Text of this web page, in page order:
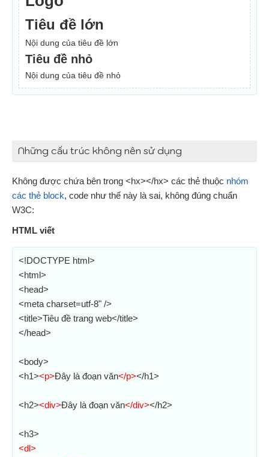
Tiêu đề lớn
Nội dung của tiêu đề lớn
Tiêu đề nhỏ
Nội dung của tiêu đề nhỏ
Những cấu trúc không nên sử dụng
Không được chứa bên trong <hx></hx> các thẻ thuộc nhóm
các thẻ block, code như thế này là sai, không đúng chuẩn
W3C:
HTML viết
<!DOCTYPE html>
<html>
<head>
<meta charset=utf-8" />
<title>Tiêu đề trang web</title>
</head>
<body>
<h1><p>Đây là đoạn văn</p></h1>
<h2><div>Đây là đoạn văn</div></h2>
<h3>
<dl>